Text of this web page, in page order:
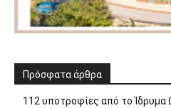
Πρόσφατα άρθρα
112 υποτροφίες από το Ίδρυμα